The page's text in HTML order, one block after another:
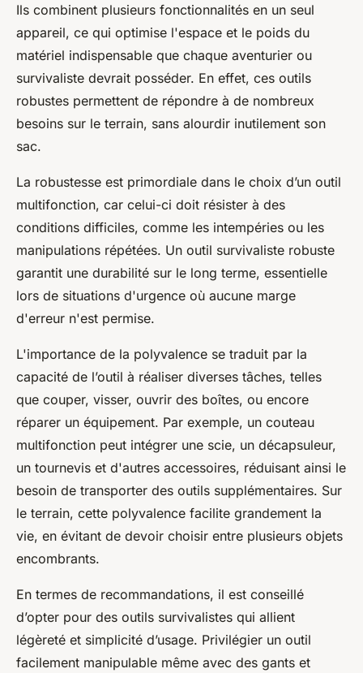
Ils combinent plusieurs fonctionnalités en un seul
appareil, ce qui optimise l'espace et le poids du
matériel indispensable que chaque aventurier ou
survivaliste devrait posséder. En effet, ces outils
robustes permettent de répondre à de nombreux
besoins sur le terrain, sans alourdir inutilement son
sac.
La robustesse est primordiale dans le choix d’un outil
multifonction, car celui-ci doit résister à des
conditions difficiles, comme les intempéries ou les
manipulations répétées. Un outil survivaliste robuste
garantit une durabilité sur le long terme, essentielle
lors de situations d'urgence où aucune marge
d'erreur n'est permise.
L'importance de la polyvalence se traduit par la
capacité de l’outil à réaliser diverses tâches, telles
que couper, visser, ouvrir des boîtes, ou encore
réparer un équipement. Par exemple, un couteau
multifonction peut intégrer une scie, un décapsuleur,
un tournevis et d'autres accessoires, réduisant ainsi le
besoin de transporter des outils supplémentaires. Sur
le terrain, cette polyvalence facilite grandement la
vie, en évitant de devoir choisir entre plusieurs objets
encombrants.
En termes de recommandations, il est conseillé
d’opter pour des outils survivalistes qui allient
légèreté et simplicité d’usage. Privilégier un outil
facilement manipulable même avec des gants et